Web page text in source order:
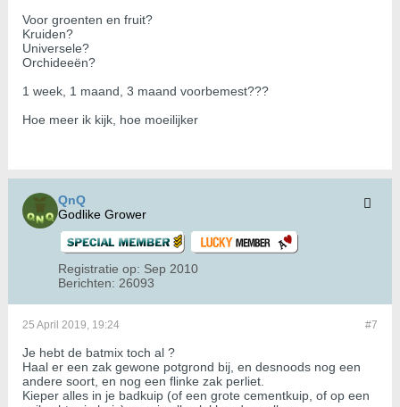
Voor groenten en fruit?
Kruiden?
Universele?
Orchideeën?
1 week, 1 maand, 3 maand voorbemest???
Hoe meer ik kijk, hoe moeilijker
QnQ
Godlike Grower
Registratie op: Sep 2010
Berichten: 26093
#7
25 April 2019, 19:24
Je hebt de batmix toch al ?
Haal er een zak gewone potgrond bij, en desnoods nog een
andere soort, en nog een flinke zak perliet.
Kieper alles in je badkuip (of een grote cementkuip, of op een